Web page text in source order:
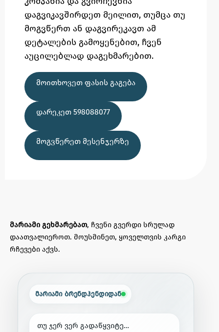
დაგვიკავშირდეთ მეილით, თუმცა თუ
მოგვწერთ ან დაგვირეკავთ ამ
დეტალების გამოყენებით, ჩვენ
აუცილებლად დაგეხმარებით.
ᲛᲝᲘᲗᲮᲝᲕᲔᲗ ᲤᲐᲡᲘᲡ ᲒᲐᲒᲔᲑᲐ
ᲓᲐᲠᲔᲙᲔᲗ 598088077
ᲛᲝᲒᲕᲬᲔᲠᲔᲗ ᲛᲔᲡᲔᲜᲯᲔᲠᲖᲔ
მარიამი გეხმარებათ, ჩვენი გვერდი სრულად
დაათვალიეროთ. მოუსმინეთ, ყოველთვის კარგი
რჩევები აქვს.
მარიამი ბრენდჰენდიდან
თუ ჯერ ვერ გადაწყვიტე…